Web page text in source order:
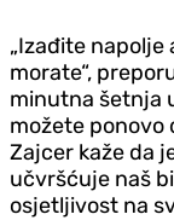
„Izađite napolje
morate“,
minutna šetnja
možete ponovo
Zajcer kaže da
učvršćuje naš
osjetljivost na